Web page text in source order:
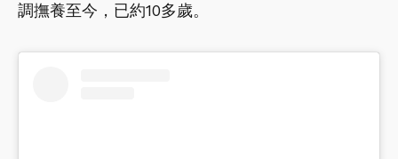
調撫養至今，已約10多歲。